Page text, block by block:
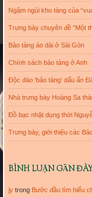
Ngậm ngùi kho tàng của
Trưng bày chuyên đề “Một
Bảo tàng áo dài ở Sài Gòn
Chính sách bảo tàng ở Anh
Độc đáo ‘bảo tàng’ dấu ấn
Nhà trưng bày Hoàng Sa
Đồ bạc nhật dụng thời
Trưng bày, giới thiệu các
BÌNH LUẬN GẦN
jytrong Bước đầu tìm hiểu